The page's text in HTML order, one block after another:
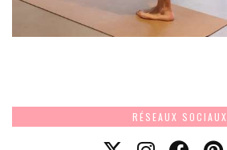
RÉSEAUX SOCIAUX